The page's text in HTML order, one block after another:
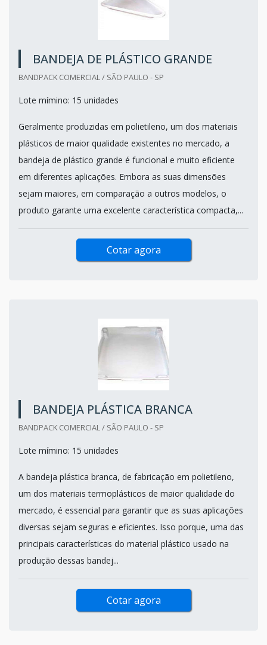
BANDEJA DE PLÁSTICO GRANDE
BANDPACK COMERCIAL / SÃO PAULO - SP
Lote mímino: 15 unidades
Geralmente produzidas em polietileno, um dos materiais
plásticos de maior qualidade existentes no mercado, a
bandeja de plástico grande é funcional e muito eficiente
em diferentes aplicações. Embora as suas dimensões
sejam maiores, em comparação a outros modelos, o
produto garante uma excelente característica compacta,...
Cotar agora
BANDEJA PLÁSTICA BRANCA
BANDPACK COMERCIAL / SÃO PAULO - SP
Lote mímino: 15 unidades
A bandeja plástica branca, de fabricação em polietileno,
um dos materiais termoplásticos de maior qualidade do
mercado, é essencial para garantir que as suas aplicações
diversas sejam seguras e eficientes. Isso porque, uma das
principais características do material plástico usado na
produção dessas bandej...
Cotar agora